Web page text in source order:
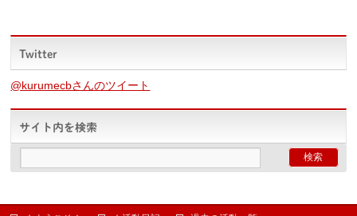
Twitter
@kurumecbさんのツイート
サイト内を検索